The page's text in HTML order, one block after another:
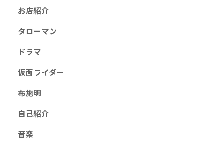
お店紹介
タローマン
ドラマ
仮面ライダー
布施明
自己紹介
音楽